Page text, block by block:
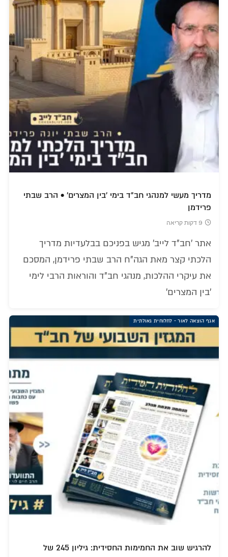
מדריך מעשי למנהגי חב"ד בימי 'בין המצרים' • הרב שבתי
פרידמן
9 דקות קריאה
אתר 'חב"ד לייב' מגיש בפניכם בבלעדיות מדריך
הלכתי קצר מאת הגה"ח הרב שבתי פרידמן, המסכם
את עיקרי ההלכות, מנהגי חב"ד והוראות הרבי לימי
'בין המצרים'
אגף הוצאה לאור - לחלוחית גאולתית
להרגיש שוב את החמימות החסידית: גיליון 245 של